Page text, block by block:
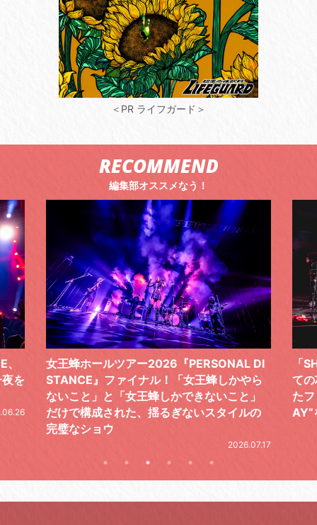
＜PR ライフガード＞
RECOMMEND
編集部オススメなう！
ら
の
「SHISHAMOでした!!!」ロックバンドとし
ての芯を貫き通し、笑顔と感謝で泳ぎ切っ
たファイナルライブ、DAY2“GOODBYE D
AY”をレポート
気
レ